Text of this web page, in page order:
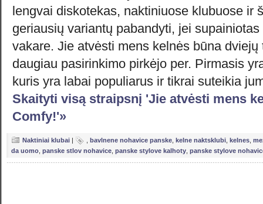
lengvai diskotekas, naktiniuose klubuose ir
geriausių variantų pabandyti, jei
vakare. Jie atvėsti mens kelnės būna
daugiau pasirinkimo pirkėjo per. Pirmasis
kuris yra labai populiarus ir tikrai suteikia
Skaityti visą straipsnį 'Jie atvėsti mens
Comfy!'»
Naktiniai klubai | bavlnene nohavice panske kelne naktsklubi kelnes
da uomo panske stlov nohavice panske stylove kalhoty panske stylove